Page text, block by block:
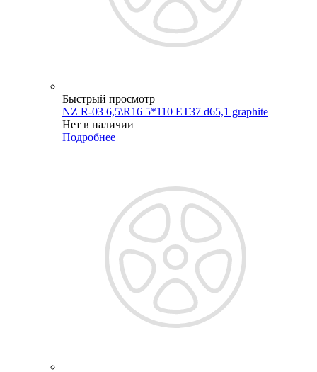
Быстрый просмотр
NZ R-03 6,5\R16 5*110 ET37 d65,1 graphite
Нет в наличии
Подробнее